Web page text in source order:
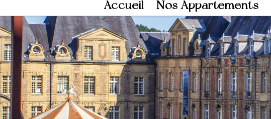
Accueil Nos Appartements